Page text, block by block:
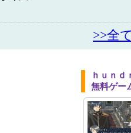
>>全
ｈｕｎ
無料ゲー